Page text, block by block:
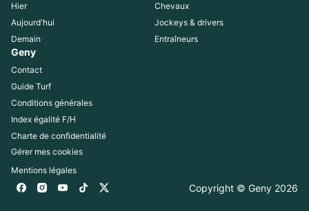
Hier
Aujourd'hui
Demain
Chevaux
Jockeys & drivers
Entraîneurs
Geny
Contact
Guide Turf
Conditions générales
Index égalité F/H
Charte de confidentialité
Gérer mes cookies
Mentions légales
Copyright © Geny 2026